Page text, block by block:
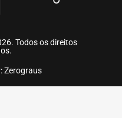
Todos os direitos
Zerograus